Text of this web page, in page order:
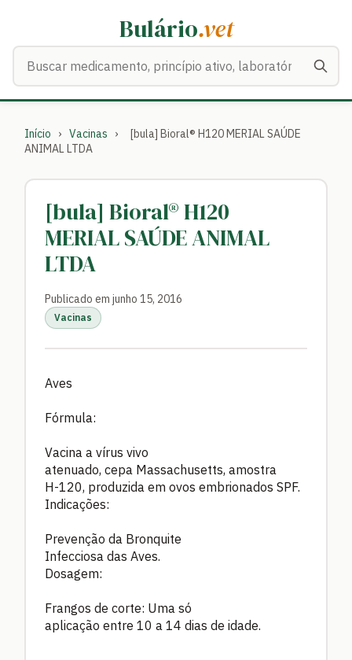
Bulário.vet
Início › Vacinas ›
[bula] Bioral® H120 MERIAL SAÚDE
ANIMAL LTDA
[bula] Bioral® H120
MERIAL SAÚDE ANIMAL
LTDA
Publicado em junho 15, 2016
Vacinas
Aves
Fórmula:
Vacina a vírus vivo
atenuado, cepa Massachusetts, amostra
H-120, produzida em ovos embrionados SPF.
Indicações:
Prevenção da Bronquite
Infecciosa das Aves.
Dosagem:
Frangos de corte: Uma só
aplicação entre 10 a 14 dias de idade.